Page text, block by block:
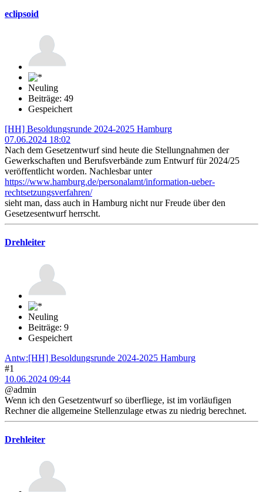
eclipsoid
Neuling
Beiträge: 49
Gespeichert
[HH] Besoldungsrunde 2024-2025 Hamburg
07.06.2024 18:02
Nach dem Gesetzentwurf sind heute die Stellungnahmen der
Gewerkschaften und Berufsverbände zum Entwurf für 2024/25
veröffentlicht worden. Nachlesbar unter
https://www.hamburg.de/personalamt/information-ueber-
rechtsetzungsverfahren/
sieht man, dass auch in Hamburg nicht nur Freude über den
Gesetzesentwurf herrscht.
Drehleiter
Neuling
Beiträge: 9
Gespeichert
Antw:[HH] Besoldungsrunde 2024-2025 Hamburg
#1
10.06.2024 09:44
@admin
Wenn ich den Gesetzentwurf so überfliege, ist im vorläufigen
Rechner die allgemeine Stellenzulage etwas zu niedrig berechnet.
Drehleiter